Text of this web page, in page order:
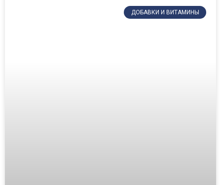
ДОБАВКИ И ВИТАМИНЫ